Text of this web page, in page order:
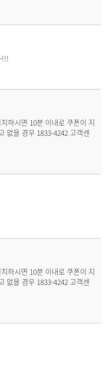
하시면 10분 이내로 쿠폰이 지
없을 경우 1833-4242 고객센
하시면 10분 이내로 쿠폰이 지
없을 경우 1833-4242 고객센